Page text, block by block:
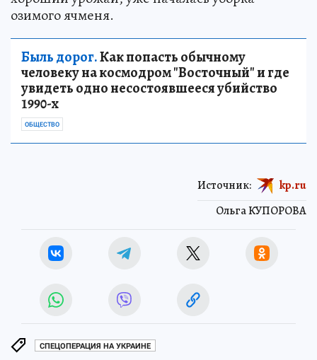
озимого ячменя.
Быль дорог.Как попасть обычному
человеку на космодром "Восточный" и где
увидеть одно несостоявшееся убийство
1990-х
ОБЩЕСТВО
Ольга КУПОРОВА
Источник: kp.ru
СПЕЦОПЕРАЦИЯ НА УКРАИНЕ